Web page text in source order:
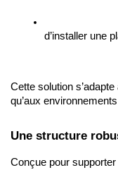
d’installer une
Cette solution
qu’aux
Une structure
Conçue pour